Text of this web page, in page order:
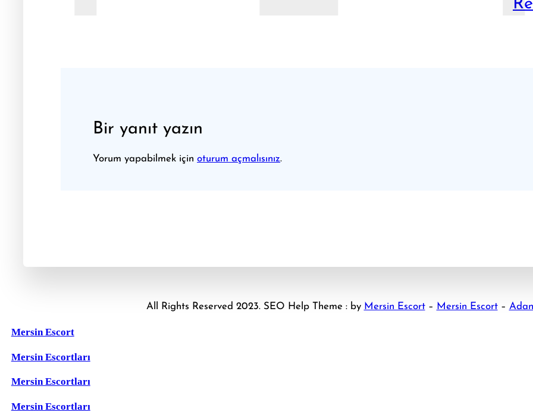
Bir yanıt yazın
Yorum yapabilmek içinoturum açmalısınız.
All Rights Reserved 2023. SEO Help Theme : by Mersin Escort– Mersin Escort–
Mersin Escort
Mersin Escortları
Mersin Escortları
Mersin Escortları